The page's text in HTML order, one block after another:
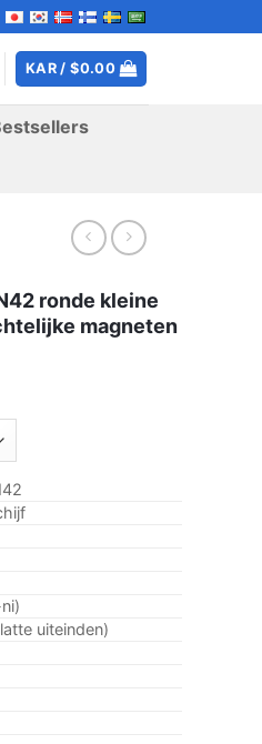
KAR /$0.00
ronde kleine
magneten
uiteinden)